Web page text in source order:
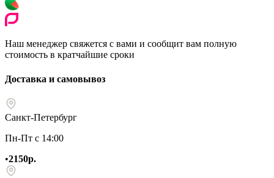
Наш менеджер свяжется с вами и сообщит вам полную
стоимость в кратчайшие сроки
Доставка и самовывоз
Санкт-Петербург
Пн-Пт с 14:00
•2150р.